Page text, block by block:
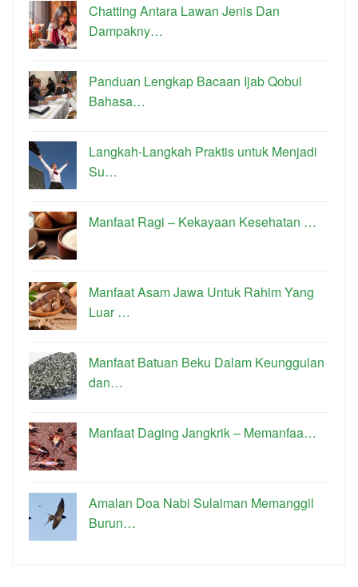
Chatting Antara Lawan Jenis Dan
Dampakny…
Panduan Lengkap Bacaan Ijab Qobul
Bahasa…
Langkah-Langkah Praktis untuk Menjadi
Su…
Manfaat Ragi – Kekayaan Kesehatan …
Manfaat Asam Jawa Untuk Rahim Yang
Luar …
Manfaat Batuan Beku Dalam Keunggulan
dan…
Manfaat Daging Jangkrik – Memanfaa…
Amalan Doa Nabi Sulaiman Memanggil
Burun…